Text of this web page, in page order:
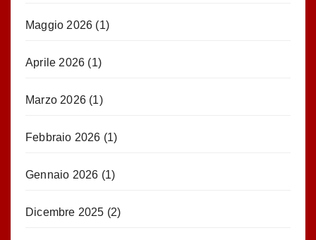
Maggio 2026 (1)
Aprile 2026 (1)
Marzo 2026 (1)
Febbraio 2026 (1)
Gennaio 2026 (1)
Dicembre 2025 (2)